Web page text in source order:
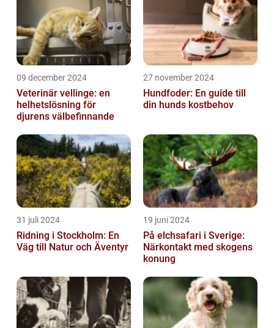
09 december 2024
Veterinär vellinge: en
helhetslösning för
djurens välbefinnande
27 november 2024
Hundfoder: En guide till
din hunds kostbehov
31 juli 2024
Ridning i Stockholm: En
Väg till Natur och Äventyr
19 juni 2024
På elchsafari i Sverige:
Närkontakt med skogens
konung